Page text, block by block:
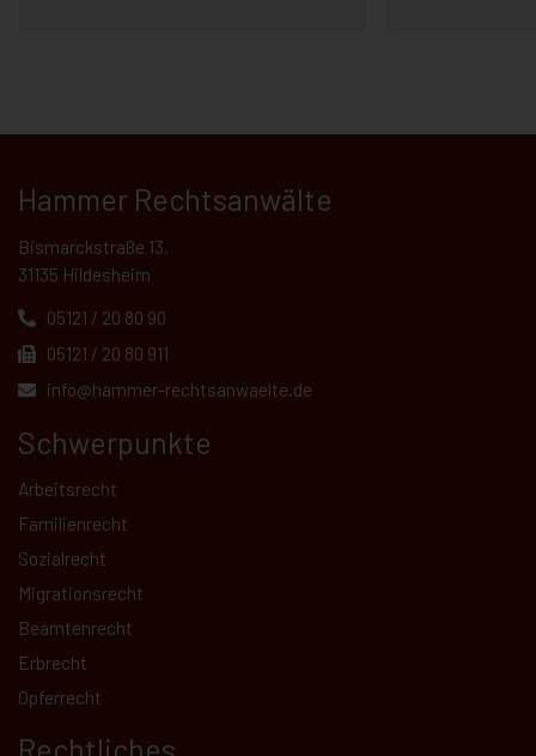
Hammer Rechtsanwälte
Bismarckstraße 13,
31135 Hildesheim
05121 / 20 80 90
05121 / 20 80 911
info@hammer-rechtsanwaelte.de
Schwerpunkte
Arbeitsrecht
Familienrecht
Sozialrecht
Migrationsrecht
Beamtenrecht
Erbrecht
Opferrecht